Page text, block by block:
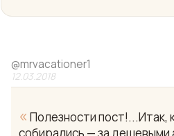
@mrvacationer1
12.03.2018
« Полезности пост!...Итак,